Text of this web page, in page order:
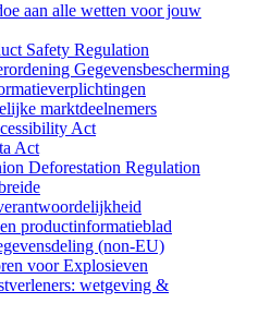
aan alle wetten voor jouw
Safety Regulation
Gegevensbescherming
marktdeelnemers
Act
Act
Deforestation Regulation
productinformatieblad
(non-EU)
voor Explosieven
wetgeving &